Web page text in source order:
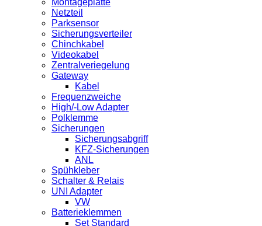
Montageplatte
Netzteil
Parksensor
Sicherungsverteiler
Chinchkabel
Videokabel
Zentralveriegelung
Gateway
Kabel
Frequenzweiche
High/-Low Adapter
Polklemme
Sicherungen
Sicherungsabgriff
KFZ-Sicherungen
ANL
Spühkleber
Schalter & Relais
UNI Adapter
VW
Batterieklemmen
Set Standard